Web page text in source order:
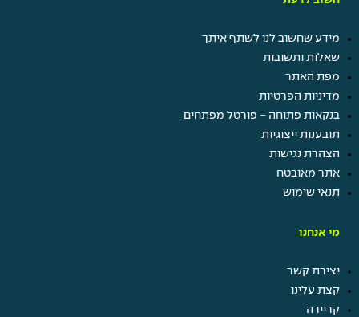
מידע שחשוב לנו לשתף איתך
שאלות ותשובות
מפת האתר
מדיניות הפרטיות
בנקאות פתוחה - פורטל מפתחים
תובענות ייצוגיות
הצהרת נגישות
אתר מאובטח
תנאי שימוש
מי אנחנו
יצירת קשר
קצת עלינו
קריירה